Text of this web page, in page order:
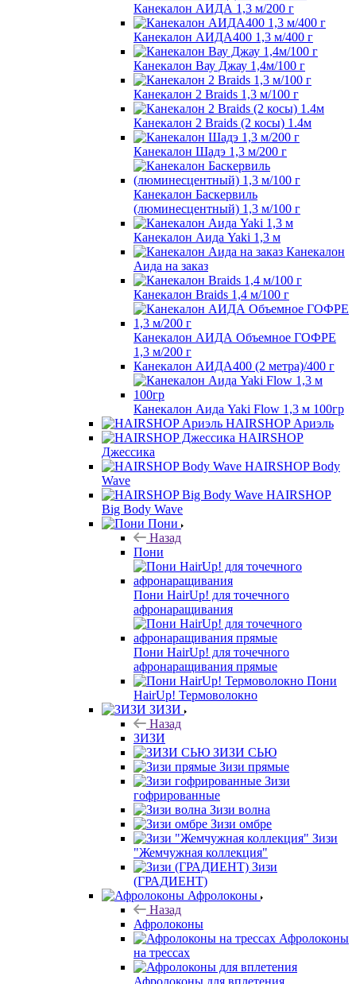
Канекалон АИДА 1,3 м/200 г
Канекалон АИДА400 1,3 м/400 г
Канекалон Вау Джау 1,4м/100 г
Канекалон 2 Braids 1,3 м/100 г
Канекалон 2 Braids (2 косы) 1.4м
Канекалон Шадэ 1,3 м/200 г
Канекалон Баскервиль
(люминесцентный) 1,3 м/100 г
Канекалон Аида Yaki 1,3 м
Канекалон
Аида на заказ
Канекалон Braids 1,4 м/100 г
Канекалон АИДА Объемное ГОФРЕ
1,3 м/200 г
Канекалон АИДА400 (2 метра)/400 г
Канекалон Аида Yaki Flow 1,3 м 100гр
HAIRSHOP Ариэль
HAIRSHOP
Джессика
HAIRSHOP Body
Wave
HAIRSHOP
Big Body Wave
Пони
Назад
Пони
Пони HairUp! для точечного
афронаращивания
Пони HairUp! для точечного
афронаращивания прямые
Пони
HairUp! Термоволокно
ЗИЗИ
Назад
ЗИЗИ
ЗИЗИ СЬЮ
Зизи прямые
Зизи
гофрированные
Зизи волна
Зизи омбре
Зизи
"Жемчужная коллекция"
Зизи
(ГРАДИЕНТ)
Афролоконы
Назад
Афролоконы
Афролоконы
на трессах
Афролоконы для вплетения